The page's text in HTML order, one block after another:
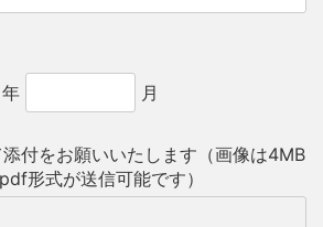
年 月
付をお願いいたします（画像は4MB
形式が送信可能です）